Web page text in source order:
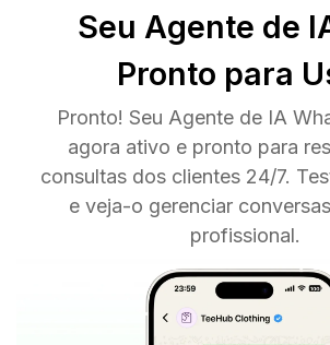
Seu Agente de
Pronto para
Pronto! Seu Agente de IA
agora ativo e pronto para
consultas dos clientes 24/7.
e veja-o gerenciar
profissional.